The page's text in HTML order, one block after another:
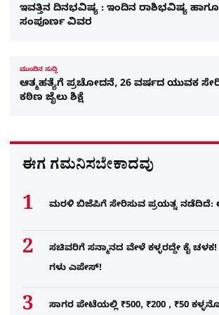
ಇವತ್ತಿನ ದಿನಭವಿಷ್ಯ : ಇಂದಿನ ರಾಶಿಭವಿಷ್ಯ
ಸಂಪೂರ್ಣ ವಿವರ
ಮುಂದಿನ ಸುದ್ದಿ
ಆತ್ಮಹತ್ಯೆಗೆ ಪ್ರಚೋದನೆ, 26 ವರ್ಷದ ಯುವಕ
ಕಠಿಣ ಜೈಲು ಶಿಕ್ಷೆ
ಈಗ ಗಮನಿಸಬೇಕಾದವು
ಮರಳಿ ಬಿಜೆಪಿಗೆ ಸೇರಿಸುವ ಪ್ರಯತ್ನ ನಡೆದಿದೆ:
ಸಚಿವರಿಗೆ ಸನ್ಮಾನದ ವೇಳೆ ಕಳ್ಳರದ್ದೇ ಕೈ
ಗಳು ಎಪೇಸ್!
ಸಾಗರ ಪೇಟೆಯಲ್ಲಿ ₹500, ₹200 , ₹50